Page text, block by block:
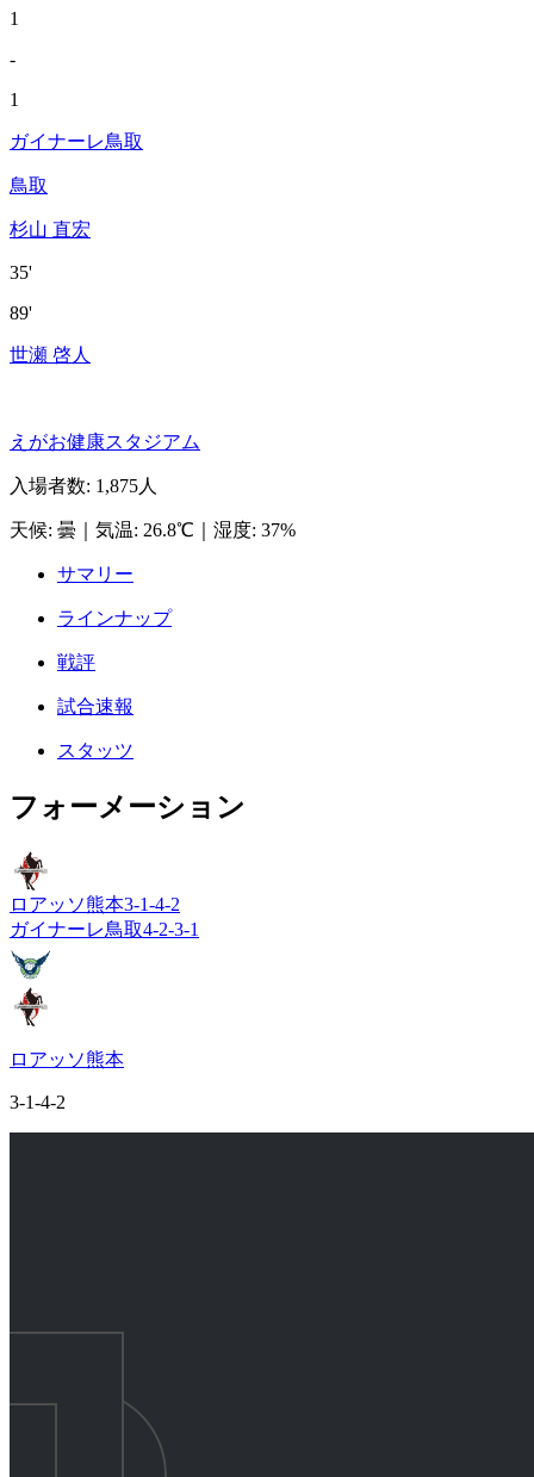
1
-
1
ガイナーレ鳥取
鳥取
杉山 直宏
35'
89'
世瀬 啓人
えがお健康スタジアム
入場者数: 1,875人
天候: 曇 気温: 26.8℃ 湿度: 37%
サマリー
ラインナップ
戦評
試合速報
スタッツ
フォーメーション
ロアッソ熊本3-1-4-2
ガイナーレ鳥取4-2-3-1
ロアッソ熊本
3-1-4-2